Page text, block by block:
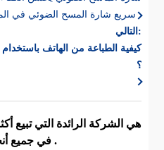
سريع شارة المسح الضوئي في
التالي:
كيفية الطباعة من الهاتف
؟
في جميع أنحاء العالم .